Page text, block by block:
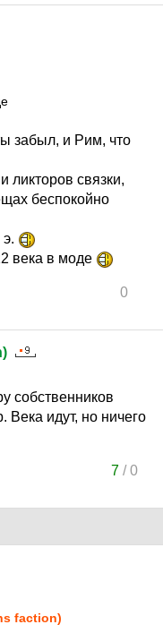
забыл, и Рим, что
ликторов связки,
беспокойно
века в моде
0
собственников
Века идут, но ничего
7/0
faction)